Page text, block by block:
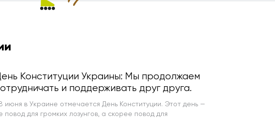
Конституции Украины: Мы продолжаем
и поддерживать друг друга.
июня в Украине отмечается День Конституции. Этот день —
повод для громких лозунгов, а скорее повод для